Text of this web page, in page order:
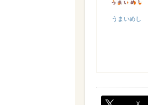
うまいめし